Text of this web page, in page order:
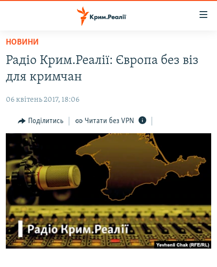
Перейти
основного
матеріалу
до
навігації
Перейти
пошуку
ВОДА.КРИМ
ВІДЕО ТА ФОТО
ПОЛІТИКА
БЛОГИ
ПОГЛЯД
ІНТЕРВ'Ю
ВСЕ ЗА ДЕНЬ
СПЕЦПРОЕКТИ
ДЕПОРТАЦІЯ
ВІДЕОУРОКИ «ELIFBE»
СВІДЧЕННЯ ОКУПАЦІЇ
ЯК ОБІЙТИ БЛОКУВАННЯ
Русский
Qırımtatar
НОВИНИ
Радіо Крим.Реалії: Європа без віз
для кримчан
06 квітень 2017, 18:06
Поділитись Читати без VPN